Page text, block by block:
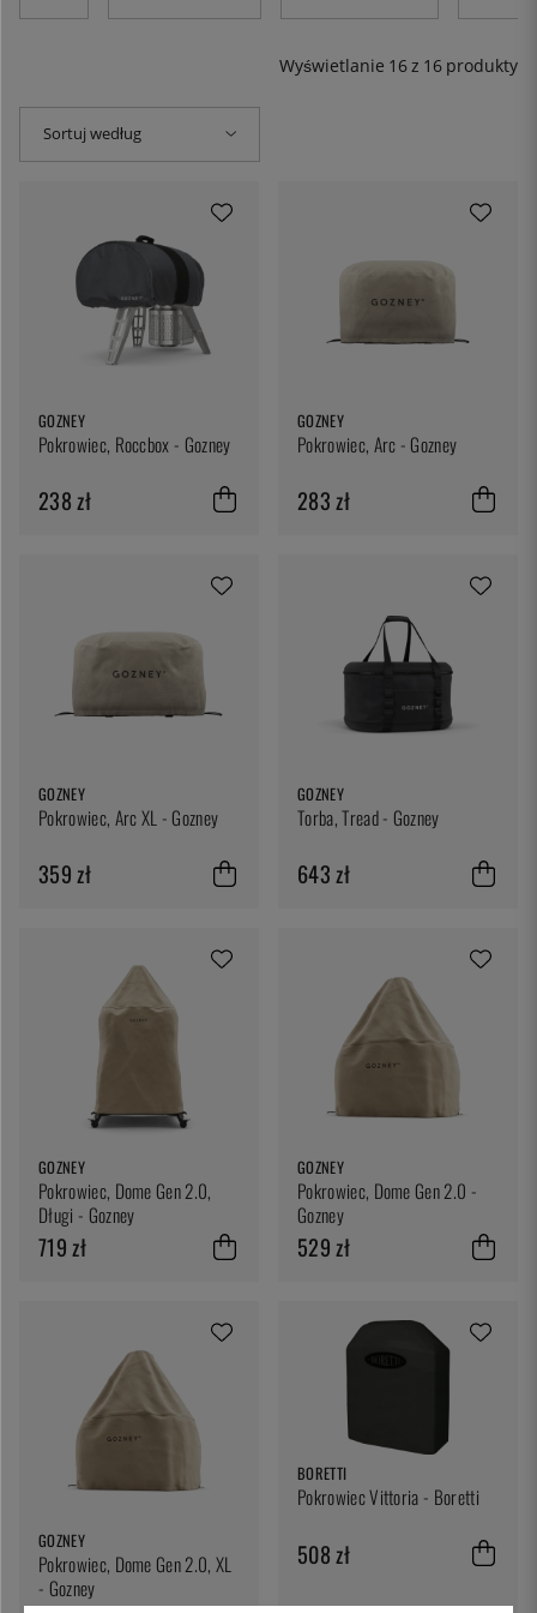
Wyświetlanie 16z 16 produkty
Sortuj według
GOZNEY
Pokrowiec, Roccbox - Gozney
238 zł
GOZNEY
Pokrowiec, Arc - Gozney
283 zł
GOZNEY
Pokrowiec, Arc XL - Gozney
359 zł
GOZNEY
Torba, Tread - Gozney
643 zł
GOZNEY
Pokrowiec, Dome Gen 2.0,
Długi - Gozney
719 zł
GOZNEY
Pokrowiec, Dome Gen 2.0 -
Gozney
529 zł
GOZNEY
Pokrowiec, Dome Gen 2.0, XL
- Gozney
BORETTI
Pokrowiec Vittoria - Boretti
508 zł